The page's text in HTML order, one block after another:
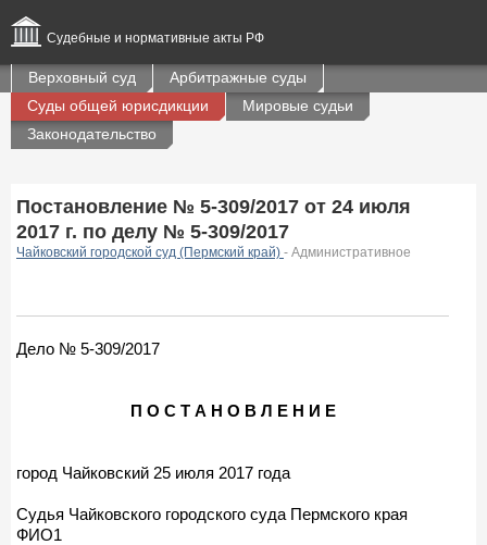
Судебные и нормативные акты РФ
Верховный суд
Арбитражные суды
Суды общей юрисдикции
Мировые судьи
Законодательство
Постановление № 5-309/2017 от 24 июля
2017 г. по делу № 5-309/2017
Чайковский городской суд (Пермский край) - Административное
Дело № 5-309/2017
П О С Т А Н О В Л Е Н И Е
город Чайковский 25 июля 2017 года
Судья Чайковского городского суда Пермского края
ФИО1